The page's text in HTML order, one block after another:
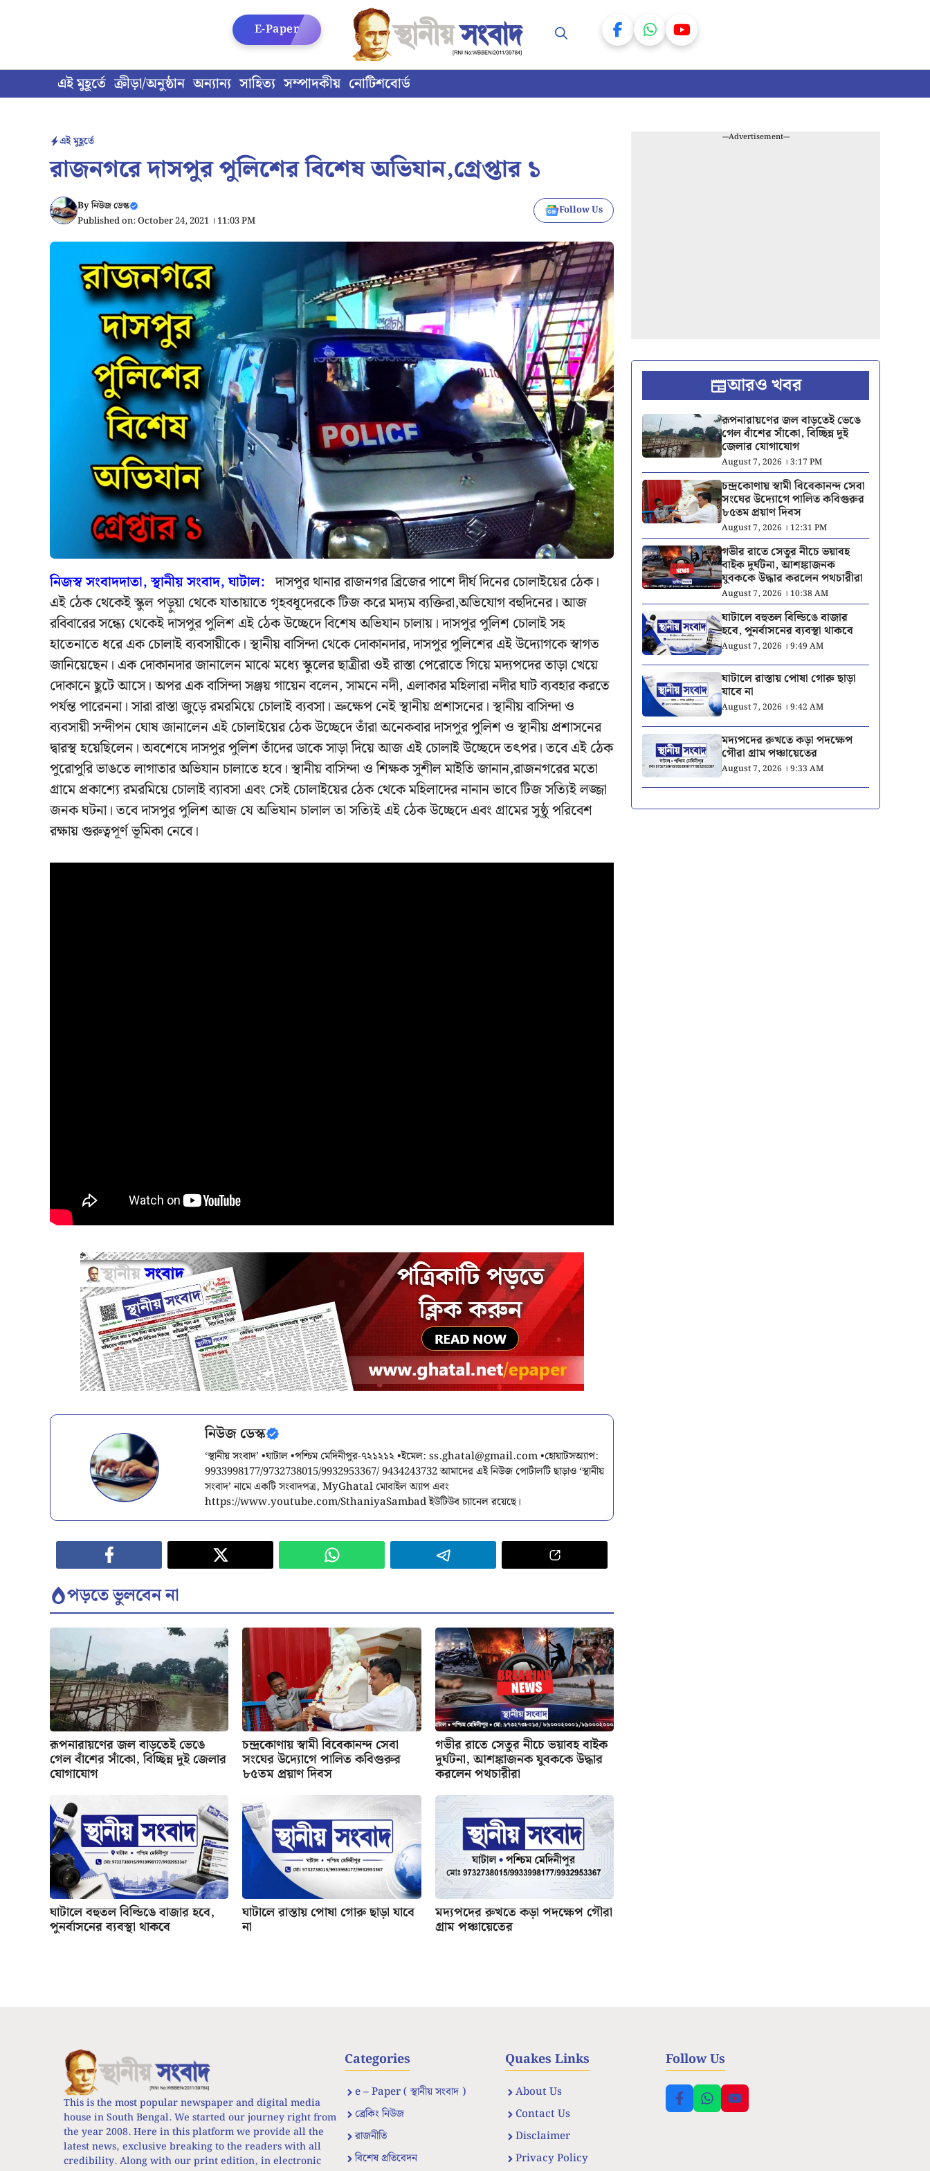
এই মুহূর্তে ক্রীড়া/অনুষ্ঠান অন্যান্য সাহিত্য সম্পাদকীয় নোটিশবোর্ড
E-Paper
এই মুহূর্তে
রাজনগরে দাসপুর পুলিশের বিশেষ অভিযান,গ্রেপ্তার ১
Byনিউজ ডেস্ক
Published on: October 24, 2021 । 11:03 PM
Follow Us
নিজস্ব সংবাদদাতা, স্থানীয় সংবাদ, ঘাটাল: দাসপুর থানার রাজনগর ব্রিজের পাশে দীর্ঘ দিনের চোলাইয়ের ঠেক।
এই ঠেক থেকেই স্কুল পড়ুয়া থেকে যাতায়াতে গৃহবধূদেরকে টিজ করে মদ্যম ব্যক্তিরা,অভিযোগ বহুদিনের। আজ
রবিবারের সন্ধ্যে থেকেই দাসপুর পুলিশ এই ঠেক উচ্ছেদে বিশেষ অভিযান চালায়। দাসপুর পুলিশ চোলাই সহ
হাতেনাতে ধরে এক চোলাই ব্যবসায়ীকে। স্থানীয় বাসিন্দা থেকে দোকানদার, দাসপুর পুলিশের এই উদ্যোগকে স্বাগত
জানিয়েছেন। এক দোকানদার জানালেন মাঝে মধ্যে স্কুলের ছাত্রীরা ওই রাস্তা পেরোতে গিয়ে মদ্যপদের তাড়া খেয়ে
দোকানে ছুটে আসে। অপর এক বাসিন্দা সঞ্জয় গায়েন বলেন, সামনে নদী, এলাকার মহিলারা নদীর ঘাট ব্যবহার করতে
পর্যন্ত পারেননা। সারা রাস্তা জুড়ে রমরমিয়ে চোলাই ব্যবসা। ভ্রুক্ষেপ নেই স্থানীয় প্রশাসনের। স্থানীয় বাসিন্দা ও
ব্যবসায়ী সন্দীপন ঘোষ জানালেন এই চোলাইয়ের ঠেক উচ্ছেদে তাঁরা অনেকবার দাসপুর পুলিশ ও স্থানীয় প্রশাসনের
দ্বারস্থ হয়েছিলেন। অবশেষে দাসপুর পুলিশ তাঁদের ডাকে সাড়া দিয়ে আজ এই চোলাই উচ্ছেদে তৎপর। তবে এই ঠেক
পুরোপুরি ভাঙতে লাগাতার অভিযান চালাতে হবে। স্থানীয় বাসিন্দা ও শিক্ষক সুশীল মাইতি জানান,রাজনগরের মতো
গ্রামে প্রকাশ্যে রমরমিয়ে চোলাই ব্যাবসা এবং সেই চোলাইয়ের ঠেক থেকে মহিলাদের নানান ভাবে টিজ সত্যিই লজ্জা
জনক ঘটনা। তবে দাসপুর পুলিশ আজ যে অভিযান চালাল তা সত্যিই এই ঠেক উচ্ছেদে এবং গ্রামের সুষ্ঠু পরিবেশ
রক্ষায় গুরুত্বপূর্ণ ভূমিকা নেবে।
নিউজ ডেস্ক
‘স্থানীয় সংবাদ’ •ঘাটাল •পশ্চিম মেদিনীপুর-৭২১২১২ •ইমেল:ss.ghatal@gmail.com•হোয়াটসঅ্যাপ:
9933998177/9732738015/9932953367/ 9434243732 আমাদের এই নিউজ পোর্টালটি ছাড়াও ‘স্থানীয়
সংবাদ’ নামে একটি সংবাদপত্র, MyGhatal মোবাইল অ্যাপ এবং
https://www.youtube.com/SthaniyaSambad ইউটিউব চ্যানেল রয়েছে।
পড়তে ভুলবেন না
রূপনারায়ণের জল বাড়তেই ভেঙে
গেল বাঁশের সাঁকো, বিচ্ছিন্ন দুই জেলার
যোগাযোগ
চন্দ্রকোণায় স্বামী বিবেকানন্দ সেবা
সংঘের উদ্যোগে পালিত কবিগুরুর
৮৫তম প্রয়াণ দিবস
গভীর রাতে সেতুর নীচে ভয়াবহ বাইক
দুর্ঘটনা, আশঙ্কাজনক যুবককে উদ্ধার
করলেন পথচারীরা
ঘাটালে বহুতল বিল্ডিঙে বাজার হবে,
পুনর্বাসনের ব্যবস্থা থাকবে
ঘাটালে রাস্তায় পোষা গোরু ছাড়া যাবে
না
মদ্যপদের রুখতে কড়া পদক্ষেপ গৌরা
গ্রাম পঞ্চায়েতের
---Advertisement---
আরও খবর
রূপনারায়ণের জল বাড়তেই ভেঙে
গেল বাঁশের সাঁকো, বিচ্ছিন্ন দুই
জেলার যোগাযোগ
August 7, 2026 । 3:17 PM
চন্দ্রকোণায় স্বামী বিবেকানন্দ সেবা
সংঘের উদ্যোগে পালিত কবিগুরুর
৮৫তম প্রয়াণ দিবস
August 7, 2026 । 12:31 PM
গভীর রাতে সেতুর নীচে ভয়াবহ
বাইক দুর্ঘটনা, আশঙ্কাজনক
যুবককে উদ্ধার করলেন পথচারীরা
August 7, 2026 । 10:38 AM
ঘাটালে বহুতল বিল্ডিঙে বাজার
হবে, পুনর্বাসনের ব্যবস্থা থাকবে
August 7, 2026 । 9:49 AM
ঘাটালে রাস্তায় পোষা গোরু ছাড়া
যাবে না
August 7, 2026 । 9:42 AM
মদ্যপদের রুখতে কড়া পদক্ষেপ
গৌরা গ্রাম পঞ্চায়েতের
August 7, 2026 । 9:33 AM
This is the most popular newspaper and digital media
house in South Bengal. We started our journey right from
the year 2008. Here in this platform we provide all the
latest news, exclusive breaking to the readers with all
credibility. Along with our print edition, in electronic
Categories
e – Paper ( স্থানীয় সংবাদ )
ব্রেকিং নিউজ
রাজনীতি
বিশেষ প্রতিবেদন
Quakes Links
About Us
Contact Us
Disclaimer
Privacy Policy
Follow Us